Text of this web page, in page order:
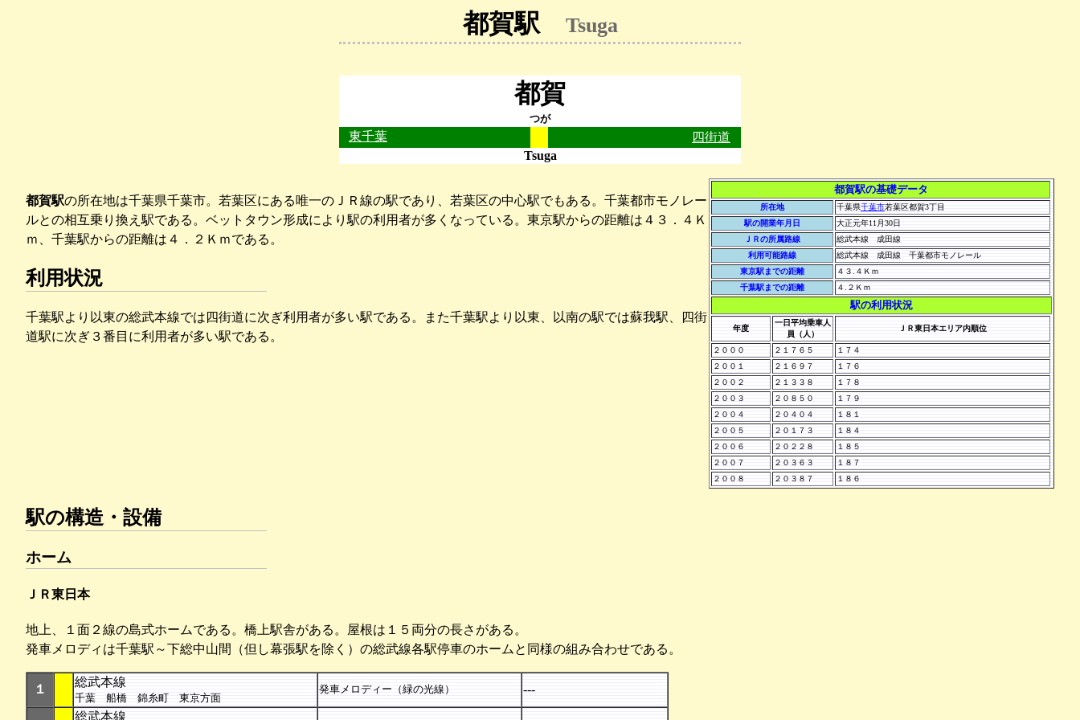
都賀駅 Tsuga
都賀
つが
東千葉
四街道
Tsuga
都賀駅の基礎データ
所在地 千葉県千葉市若葉区都賀3丁目
駅の開業年月日
大正元年11月30日
ＪＲの所属路線
総武本線 成田線
利用可能路線
総武本線 成田線 千葉都市モノレール
東京駅までの距離
４３.４Ｋｍ
千葉駅までの距離
４.２Ｋｍ
駅の利用状況
年度
一日平均乗車人
員（人）
ＪＲ東日本エリア内順位
２０００ ２１７６５
１７４
２００１
２１６９７
１７６
２００２
２１３３８
１７８
２００３
２０８５０
１７９
２００４
２０４０４
１８１
２００５
２０１７３
１８４
２００６
２０２２８
１８５
２００７
２０３６３
１８７
２００８
２０３８７ １８６
都賀駅の所在地は千葉県千葉市。若葉区にある唯一のＪＲ線の駅であり、若葉区の中心駅でもある。千葉都市モノレー
ルとの相互乗り換え駅である。ベットタウン形成により駅の利用者が多くなっている。東京駅からの距離は４３．４Ｋ
ｍ、千葉駅からの距離は４．２Ｋｍである。
利用状況
千葉駅より以東の総武本線では四街道に次ぎ利用者が多い駅である。また千葉駅より以東、以南の駅では蘇我駅、四街
道駅に次ぎ３番目に利用者が多い駅である。
駅の構造・設備
ホーム
ＪＲ東日本
地上、１面２線の島式ホームである。橋上駅舎がある。屋根は１５両分の長さがある。
発車メロディは千葉駅～下総中山間（但し幕張駅を除く）の総武線各駅停車のホームと同様の組み合わせである。
１
総武本線
千葉 船橋 錦糸町 東京方面
発車メロディー（緑の光線） ---
総武本線